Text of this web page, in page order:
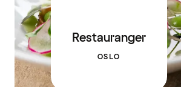
Restauranger
OSLO